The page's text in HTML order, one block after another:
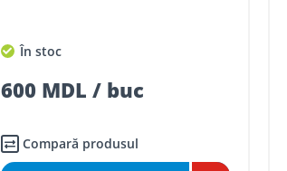
În stoc
600 MDL / buc
Compară produsul